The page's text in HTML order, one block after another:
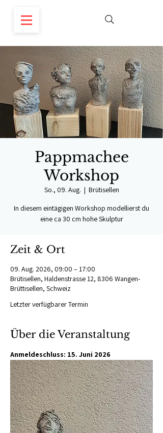
Pappmachee
Workshop
So., 09. Aug.
  |
Brütisellen
In diesem eintägigen Workshop modellierst du
eine ca 30 cm hohe Skulptur
Zeit & Ort
09. Aug. 2026, 09:00 – 17:00
Brütisellen, Haldenstrasse 12, 8306 Wangen-
Brüttisellen, Schweiz
Letzter verfügbarer Termin
Über die Veranstaltung
Anmeldeschluss: 15. Juni 2026